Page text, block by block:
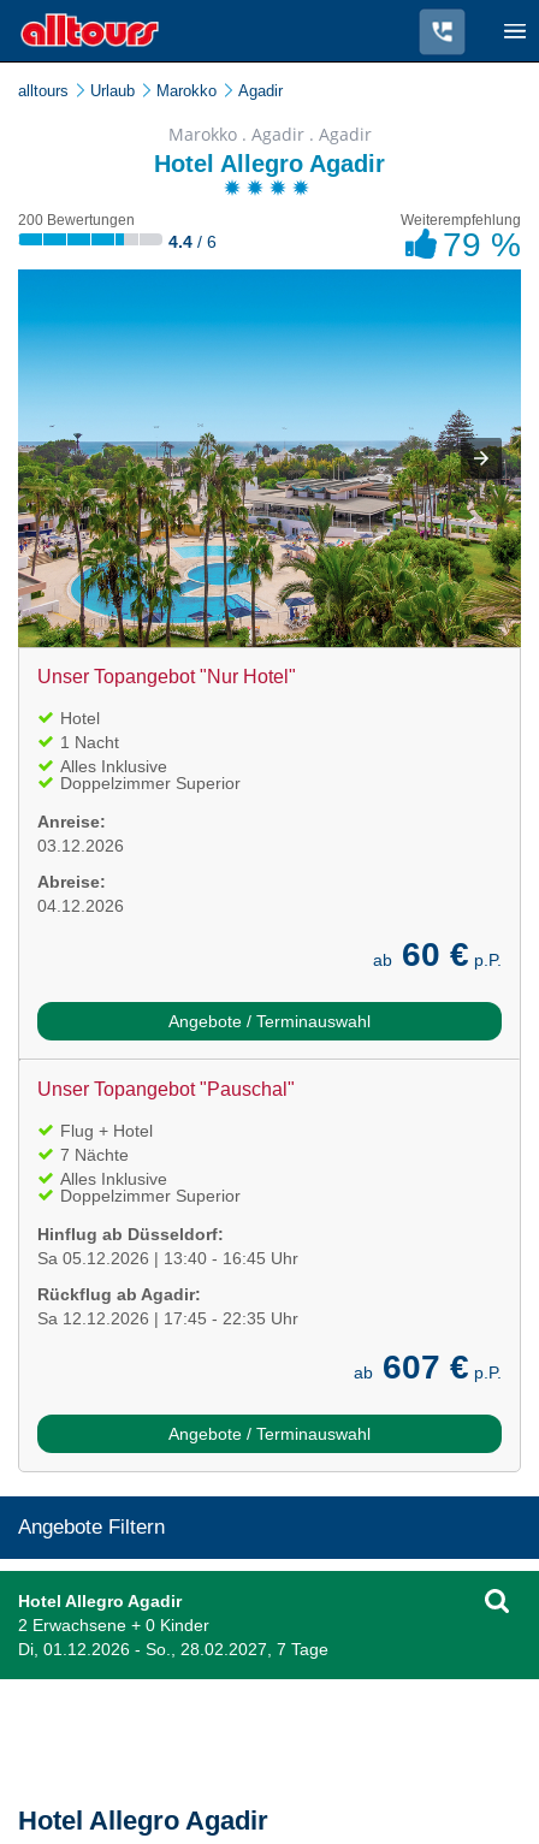
alltours Urlaub Marokko Agadir
Marokko . Agadir . Agadir
Hotel Allegro Agadir
200 Bewertungen
4.4 / 6
Weiterempfehlung
79 %
Unser Topangebot "Nur Hotel"
Hotel
1 Nacht
Alles Inklusive
Doppelzimmer Superior
Anreise:
03.12.2026
Abreise:
04.12.2026
ab 60 € p.P.
Angebote / Terminauswahl
Unser Topangebot "Pauschal"
Flug + Hotel
7 Nächte
Alles Inklusive
Doppelzimmer Superior
Hinflug ab Düsseldorf:
Sa 05.12.2026 | 13:40 - 16:45 Uhr
Rückflug ab Agadir:
Sa 12.12.2026 | 17:45 - 22:35 Uhr
ab 607 € p.P.
Angebote / Terminauswahl
Angebote Filtern
Hotel Allegro Agadir
2 Erwachsene + 0 Kinder
Di, 01.12.2026 - So., 28.02.2027, 7 Tage
Hotel Allegro Agadir